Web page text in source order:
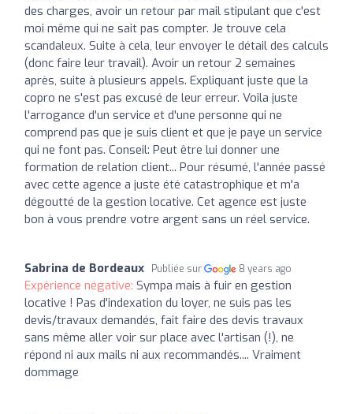
des charges, avoir un retour par mail stipulant que c'est
moi même qui ne sait pas compter. Je trouve cela
scandaleux. Suite à cela, leur envoyer le détail des calculs
(donc faire leur travail). Avoir un retour 2 semaines
après, suite à plusieurs appels. Expliquant juste que la
copro ne s'est pas excusé de leur erreur. Voila juste
l'arrogance d'un service et d'une personne qui ne
comprend pas que je suis client et que je paye un service
qui ne font pas. Conseil: Peut être lui donner une
formation de relation client... Pour résumé, l'année passé
avec cette agence a juste été catastrophique et m'a
dégoutté de la gestion locative. Cet agence est juste
bon à vous prendre votre argent sans un réel service.
Sabrina de Bordeaux Publiée sur 8 years ago
Expérience négative: Sympa mais à fuir en gestion
locative ! Pas d'indexation du loyer, ne suis pas les
devis/travaux demandés, fait faire des devis travaux
sans même aller voir sur place avec l'artisan (!), ne
répond ni aux mails ni aux recommandés.... Vraiment
dommage